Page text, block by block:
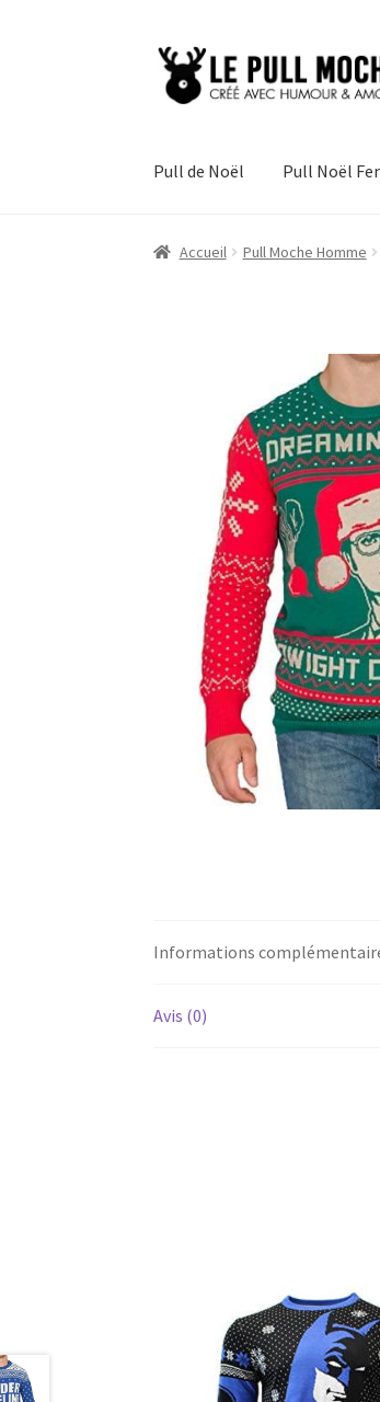
Aller
Aller
au
Pull de Noël Pull Noël
Accueil Pull Moche Homme
Informations
Avis (0)